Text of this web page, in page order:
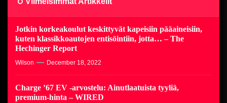
Jotkin korkeakoulut keskittyvät kapeisiin pääaineisiin,
kuten klassikkoautojen entisöintiin, jotta… – The
Hechinger Report
Wilson December 18, 2022
Charge ’67 EV -arvostelu: Ainutlaatuista tyyliä,
premium-hinta – WIRED